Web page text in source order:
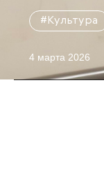
#Культура
4 марта 2026